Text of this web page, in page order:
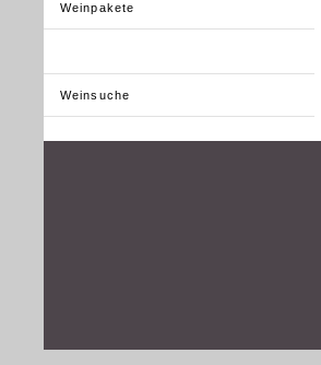
Weinpakete
Weinsuche